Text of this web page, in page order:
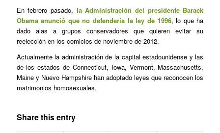
En febrero pasado, la Administración del presidente Barack
Obama anunció que no defendería la ley de 1996, lo que ha
dado alas a grupos conservadores que quieren evitar su
reelección en los comicios de noviembre de 2012.
Actualmente la administración de la capital estadounidense y las
de los estados de Connecticut, Iowa, Vermont, Massachusetts,
Maine y Nuevo Hampshire han adoptado leyes que reconocen los
matrimonios homosexuales.
Share this entry